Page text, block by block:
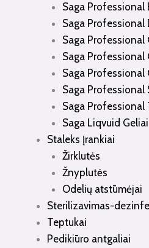
Saga Professional
Saga Professional
Saga Professional
Saga Professional
Saga Professional
Saga Professional
Saga Professional
Saga Liqvuid Geliai
Staleks Įrankiai
Žirklutės
Žnyplutės
Odelių atstūmėjai
Sterilizavimas-
Teptukai
Pedikiūro antgaliai